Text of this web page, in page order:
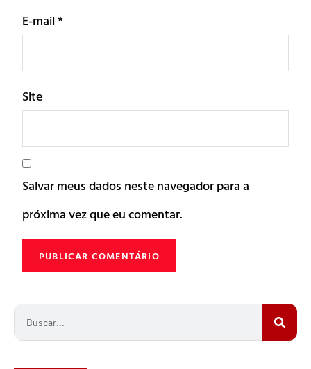
E-mail*
Site
Salvar meus dados neste navegador para a
próxima vez que eu comentar.